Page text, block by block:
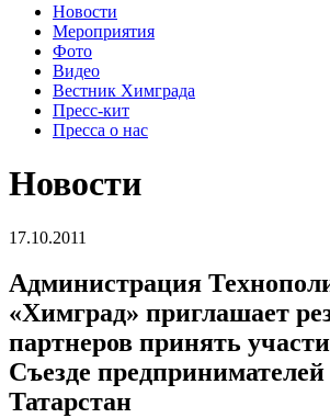
Новости
Мероприятия
Фото
Видео
Вестник Химграда
Пресс-кит
Пресса о нас
Новости
17.10.2011
Администрация
«Химград» приглашает
партнеров принять
Съезде
Татарстан